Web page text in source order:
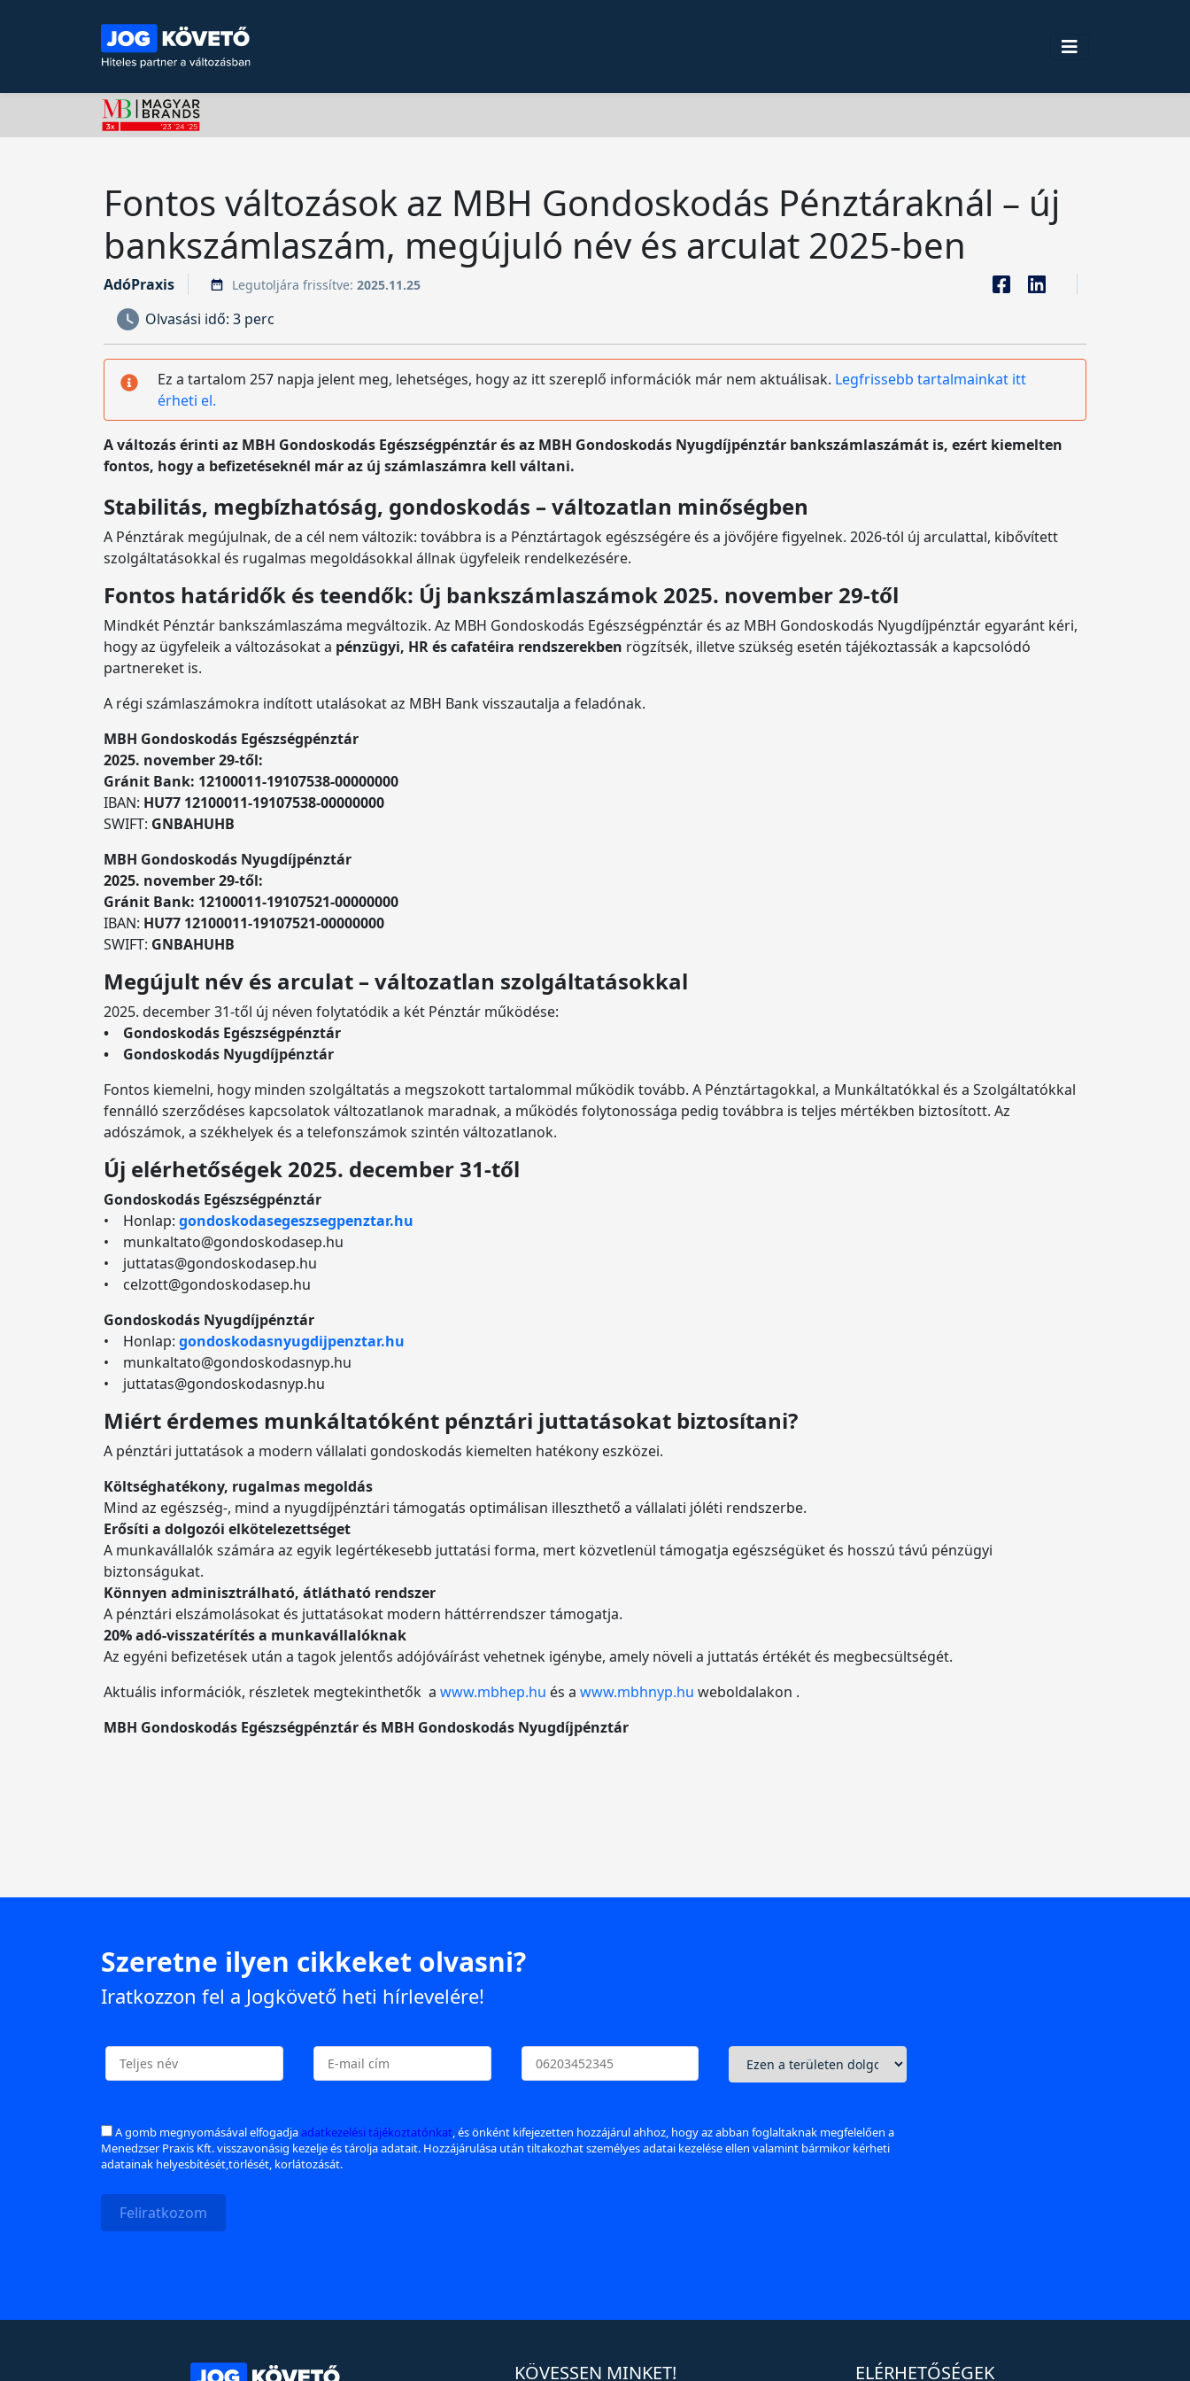
Fontos változások az MBH Gondoskodás Pénztáraknál – új
bankszámlaszám, megújuló név és arculat 2025-ben
AdóPraxis Legutoljára frissítve: 2025.11.25
Olvasási idő: 3 perc
Ez a tartalom 257 napja jelent meg, lehetséges, hogy az itt szereplő információk már nem aktuálisak. Legfrissebb tartalmainkat itt
érheti el.
A változás érinti az MBH Gondoskodás Egészségpénztár és az MBH Gondoskodás Nyugdíjpénztár bankszámlaszámát is, ezért kiemelten
fontos, hogy a befizetéseknél már az új számlaszámra kell váltani.
Stabilitás, megbízhatóság, gondoskodás – változatlan minőségben
A Pénztárak megújulnak, de a cél nem változik: továbbra is a Pénztártagok egészségére és a jövőjére figyelnek. 2026-tól új arculattal, kibővített
szolgáltatásokkal és rugalmas megoldásokkal állnak ügyfeleik rendelkezésére.
Fontos határidők és teendők: Új bankszámlaszámok 2025. november 29-től
Mindkét Pénztár bankszámlaszáma megváltozik. Az MBH Gondoskodás Egészségpénztár és az MBH Gondoskodás Nyugdíjpénztár egyaránt kéri,
hogy az ügyfeleik a változásokat a pénzügyi, HR és cafatéira rendszerekben rögzítsék, illetve szükség esetén tájékoztassák a kapcsolódó
partnereket is.
A régi számlaszámokra indított utalásokat az MBH Bank visszautalja a feladónak.
MBH Gondoskodás Egészségpénztár
2025. november 29-től:
Gránit Bank: 12100011-19107538-00000000
IBAN: HU77 12100011-19107538-00000000
SWIFT: GNBAHUHB
MBH Gondoskodás Nyugdíjpénztár
2025. november 29-től:
Gránit Bank: 12100011-19107521-00000000
IBAN: HU77 12100011-19107521-00000000
SWIFT: GNBAHUHB
Megújult név és arculat – változatlan szolgáltatásokkal
2025. december 31-től új néven folytatódik a két Pénztár működése:
• Gondoskodás Egészségpénztár
• Gondoskodás Nyugdíjpénztár
Fontos kiemelni, hogy minden szolgáltatás a megszokott tartalommal működik tovább. A Pénztártagokkal, a Munkáltatókkal és a Szolgáltatókkal
fennálló szerződéses kapcsolatok változatlanok maradnak, a működés folytonossága pedig továbbra is teljes mértékben biztosított. Az
adószámok, a székhelyek és a telefonszámok szintén változatlanok.
Új elérhetőségek 2025. december 31-től
Gondoskodás Egészségpénztár
• Honlap: gondoskodasegeszsegpenztar.hu
• munkaltato@gondoskodasep.hu
• juttatas@gondoskodasep.hu
• celzott@gondoskodasep.hu
Gondoskodás Nyugdíjpénztár
• Honlap: gondoskodasnyugdijpenztar.hu
• munkaltato@gondoskodasnyp.hu
• juttatas@gondoskodasnyp.hu
Miért érdemes munkáltatóként pénztári juttatásokat biztosítani?
A pénztári juttatások a modern vállalati gondoskodás kiemelten hatékony eszközei.
Költséghatékony, rugalmas megoldás
Mind az egészség-, mind a nyugdíjpénztári támogatás optimálisan illeszthető a vállalati jóléti rendszerbe.
Erősíti a dolgozói elkötelezettséget
A munkavállalók számára az egyik legértékesebb juttatási forma, mert közvetlenül támogatja egészségüket és hosszú távú pénzügyi
biztonságukat.
Könnyen adminisztrálható, átlátható rendszer
A pénztári elszámolásokat és juttatásokat modern háttérrendszer támogatja.
20% adó-visszatérítés a munkavállalóknak
Az egyéni befizetések után a tagok jelentős adójóváírást vehetnek igénybe, amely növeli a juttatás értékét és megbecsültségét.
Aktuális információk, részletek megtekinthetők a www.mbhep.hu és a www.mbhnyp.hu weboldalakon .
MBH Gondoskodás Egészségpénztár és MBH Gondoskodás Nyugdíjpénztár
Szeretne ilyen cikkeket olvasni?
Iratkozzon fel a Jogkövető heti hírlevelére!
A gomb megnyomásával elfogadjaadatkezelési tájékoztatónkat, és önként kifejezetten hozzájárul ahhoz, hogy az abban foglaltaknak megfelelően a
Menedzser Praxis Kft. visszavonásig kezelje és tárolja adatait. Hozzájárulása után tiltakozhat személyes adatai kezelése ellen valamint bármikor kérheti
adatainak helyesbítését,törlését, korlátozását.
Feliratkozom
KÖVESSEN MINKET! ELÉRHETŐSÉGEK